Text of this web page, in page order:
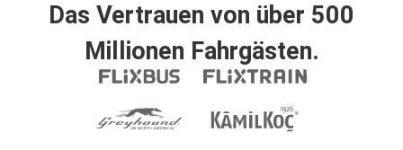
Das Vertrauen von über 500
Millionen Fahrgästen.